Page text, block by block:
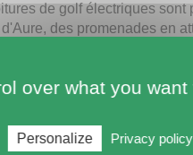
de golf électriques
des promenades en
les jours du 01 avril au
sauf en janvier. Fermé le
à partir de 20
over what you want
Personalize Privacy policy